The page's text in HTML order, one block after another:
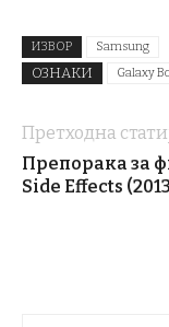
ИЗВОР Samsung
ОЗНАКИ Galaxy
Претходна
Препорака за
Side Effects